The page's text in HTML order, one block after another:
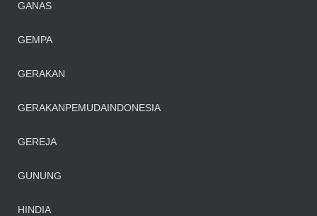
ANGKATOTO
https://home.ohmspace.org/
GANAS
GEMPA
GERAKAN
GERAKANPEMUDAINDONESIA
GEREJA
GUNUNG
HINDIA